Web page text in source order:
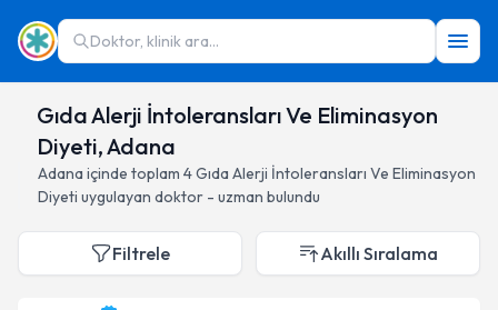
Doktor, klinik ara...
Gıda Alerji İntoleransları Ve Eliminasyon
Diyeti, Adana
Adana içinde toplam 4Gıda Alerji İntoleransları Ve Eliminasyon
Diyeti uygulayan doktor - uzman bulundu
Filtrele Akıllı Sıralama